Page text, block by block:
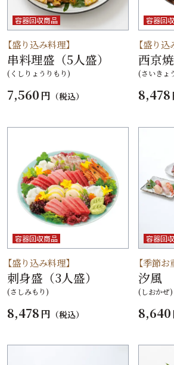
容器回収商品
【盛り込み料理】
串料理盛（5人盛）
(くしりょうりもり)
7,560 円 （税込）
容器回
【盛り込
西京
(さいきょ
8,478
容器回収商品
【盛り込み料理】
刺身盛（3人盛）
(さしみもり)
8,478 円 （税込）
容器回
【季節お
汐風
(しおかぜ)
8,640